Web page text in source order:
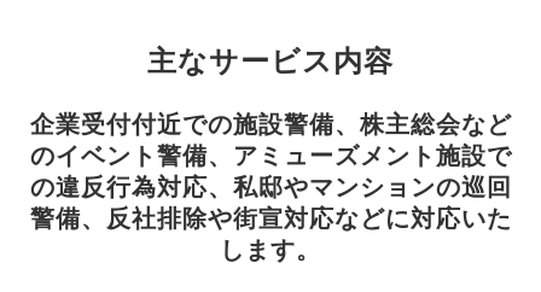
主なサービス内容
企業受付付近での施設警備、株主総会など
のイベント警備、アミューズメント施設で
の違反行為対応、私邸やマンションの巡回
警備、反社排除や街宣対応などに対応いた
します。